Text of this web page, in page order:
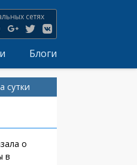
сетях
Блоги
сутки
о
в